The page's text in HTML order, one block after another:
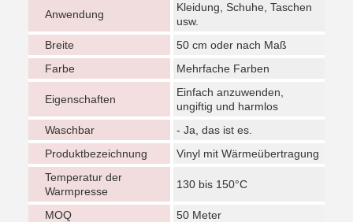
Anwendung
Kleidung, Schuhe, Taschen
usw.
Breite
50 cm oder nach Maß
Farbe
Mehrfache Farben
Eigenschaften
Einfach anzuwenden,
ungiftig und harmlos
Waschbar
- Ja, das ist es.
Produktbezeichnung
Vinyl mit Wärmeübertragung
Temperatur der
Warmpresse
130 bis 150°C
MOQ 50 Meter